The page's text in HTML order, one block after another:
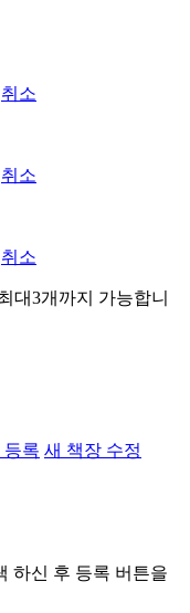
취소
취소
취소
대3개까지 가능합니
등록 새 책장 수정
하신 후 등록 버튼을